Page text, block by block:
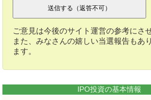
ご意見は今後のサイト運営の参考にさ
また、みなさんの嬉しい当選報告もあ
ます。
IPO投資の基本情報